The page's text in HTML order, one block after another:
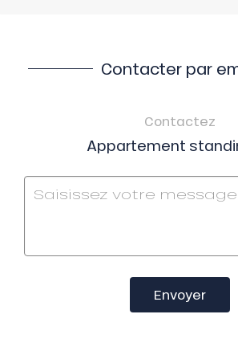
Contacter par
Contactez
Appartement
Envoyer